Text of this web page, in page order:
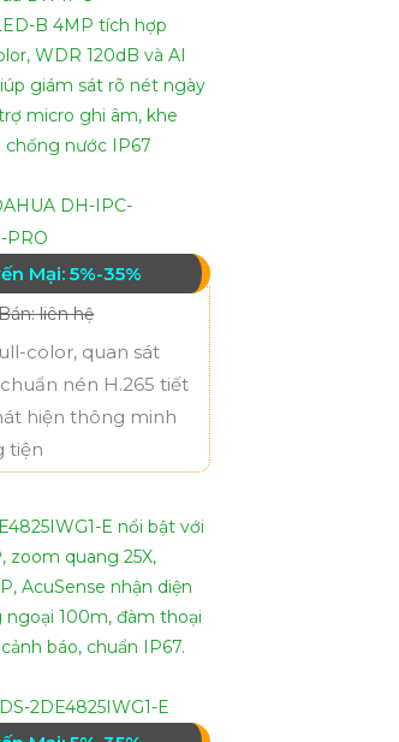
DH-IPC-
PRO
Mại: 5%-35%
liên hệ
color, quan sát
nén H.265 tiết
hiện thông minh
tiện
2DE4825IWG1-E